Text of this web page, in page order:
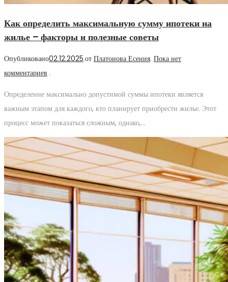
Как определить максимальную сумму ипотеки на
жилье – факторы и полезные советы
Опубликовано02.12.2025.от Платонова Есения. Пока нет
комментариев .
Определение максимально допустимой суммы ипотеки является
важным этапом для каждого, кто планирует приобрести жилье. Этот
процесс может показаться сложным, однако,…